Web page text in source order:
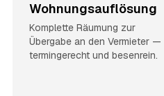
Wohnungsauflösung
Komplette Räumung zur
Übergabe an den Vermieter —
termingerecht und besenrein.